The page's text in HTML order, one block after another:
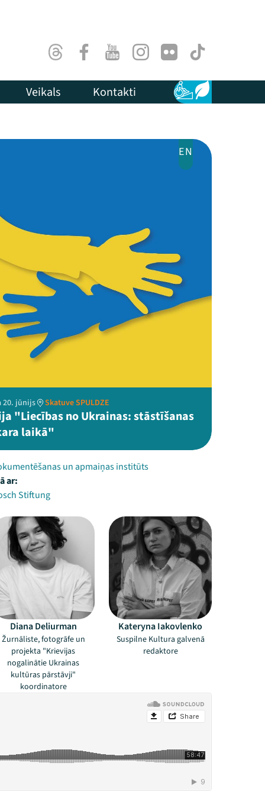
ThreadsFacebookYoutubeInstagram
Flick TikTok
Veikals Kontakti Pieejamība
Ilgtspēja
EN
20. jūnijs Skatuve SPULDZE
"Liecības no Ukrainas: stāstīšanas
laikā"
un apmaiņas institūts
ar:
Stiftung
Diana Deliurman
Žurnāliste, fotogrāfe un
projekta "Krievijas
nogalinātie Ukrainas
kultūras pārstāvji"
koordinatore
Kateryna Iakovlenko
Suspilne Kultura galvenā
redaktore